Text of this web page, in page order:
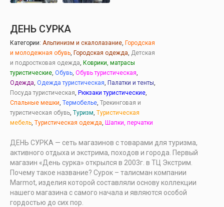
ДЕНЬ СУРКА
Категории: Альпинизм и скалолазание Городская
и молодежная обувь Городская одежда
Детская
и подростковая одежда Коврики, матрасы
туристические Обувь Обувь туристическая
Одежда Одежда туристическая Палатки и тенты
Посуда туристическая Рюкзаки туристические
Спальные мешки Термобелье Трекинговая и
туристическая обувь Туризм Туристическая
мебель Туристическая одежда Шапки, перчатки
ДЕНЬ СУРКА — сеть магазинов с товарами для туризма,
активного отдыха и экстрима, походов и города. Первый
магазин «День сурка» открылся в 2003г. в ТЦ Экстрим.
Почему такое название? Сурок – талисман компании
Marmot, изделия которой составляли основу коллекции
нашего магазина с самого начала и являются особой
гордостью до сих пор.